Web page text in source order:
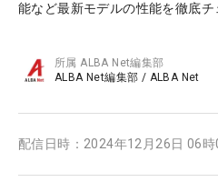
能など最新モデルの性能を徹底チ
所属ALBA Net編集部
ALBA Net編集部 / ALBA Net
配信日時： 2024年12月26日 06時